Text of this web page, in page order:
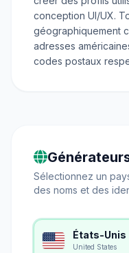
conception UI/UX.
géographiquement
adresses
codes postaux
Sélectionnez un
des noms et des
États-Unis
United States